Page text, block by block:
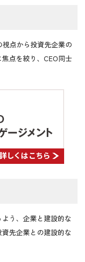
？
半導体株高で先高
日本株は変化する
海外勢の日本株買
に
】良好な需給環境を
？
点から投資先企業の
点を絞り、CEO同士
う、企業と建設的な
先企業との建設的な